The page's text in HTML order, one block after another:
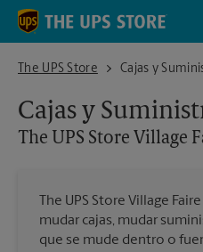
Skip to content
Return to Nav
The UPS Store
The UPS Store Village Faire
Cajas y
Cajas y
The UPS Store Village
The UPS Store Village
mudar cajas, mudar
que se mude dentro o